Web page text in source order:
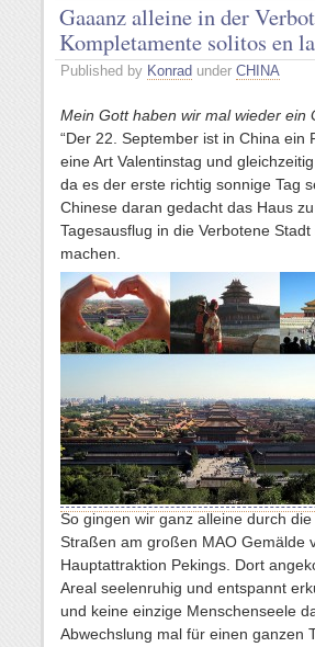
Gaaanz alleine in der
Kompletamente solitos en
Published by Konrad under CHINA
Mein Gott haben wir mal wieder ein
“Der 22. September ist in China
eine Art Valentinstag und
da es der erste richtig sonnige Tag
Chinese daran gedacht das Haus
Tagesausflug in die Verbotene
machen.
So gingen wir ganz alleine durch
Straßen am großen MAO Gemälde
Hauptattraktion Pekings. Dort
Areal seelenruhig und entspannt
und keine einzige Menschenseele
Abwechslung mal für einen ganzen